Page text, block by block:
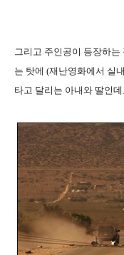
그리고 주인공이 등장하는
는 탓에 (재난영화에서 실
타고 달리는 아내와 딸인